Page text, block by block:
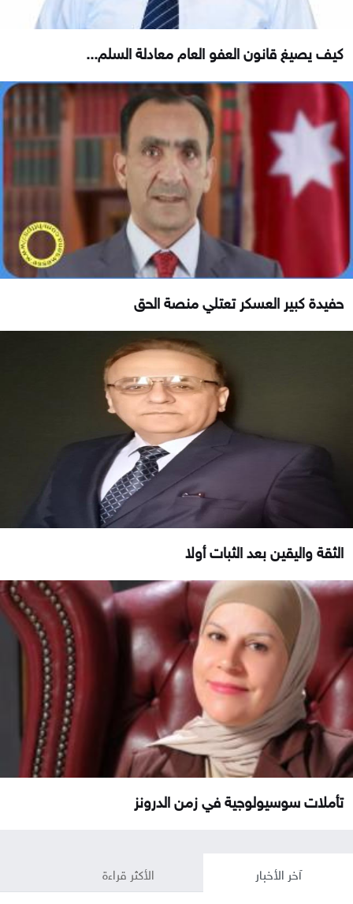
كيف يصيغ قانون العفو العام معادلة السلم...
حفيدة كبير العسكر تعتلي منصة الحق
الثقة واليقين بعد الثبات أولا
تأملات سوسيولوجية في زمن الدرونز
آخر الأخبار الأكثر قراءة